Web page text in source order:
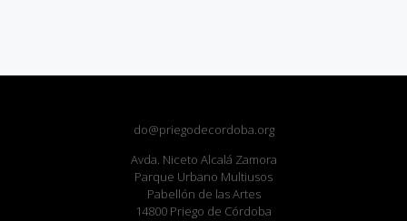
do@priegodecordoba.org
Avda. Niceto Alcalá Zamora
Parque Urbano Multiusos
Pabellón de las Artes
14800 Priego de Córdoba